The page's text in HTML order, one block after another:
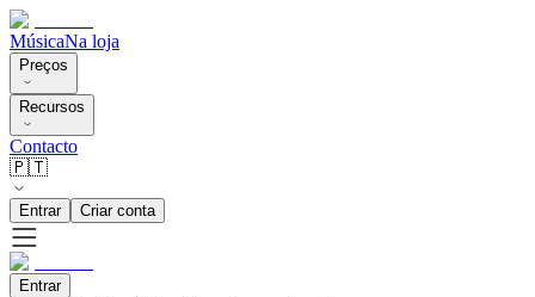
MúsicaNa loja
Preços
Recursos
Contacto
🇵🇹
Entrar Criar conta
Entrar